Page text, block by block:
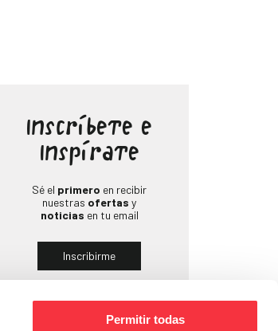
Permitir todas
Inscríbete e
Inspírate
Sé el primero en recibir
nuestras ofertas y
noticias en tu email
Inscribirme